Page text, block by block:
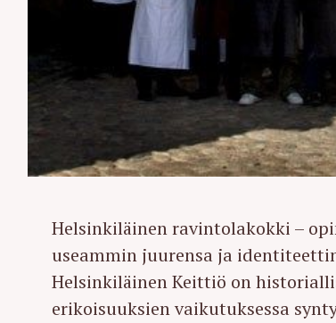
Helsinkiläinen ravintolakokki –
useammin juurensa ja
Helsinkiläinen Keittiö on
erikoisuuksien vaikutuksessa